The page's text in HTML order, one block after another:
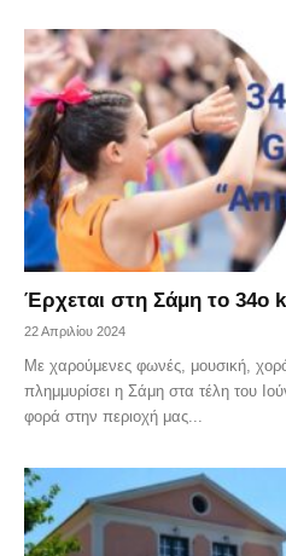
Έρχεται στη Σάμη το 34ο
22 Απριλίου 2024
Με χαρούμενες φωνές, μουσική,
πλημμυρίσει η Σάμη στα τέλη του
φορά στην περιοχή μας...